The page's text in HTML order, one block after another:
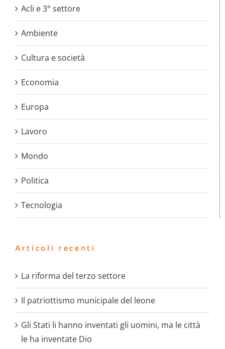
Acli e 3° settore
Ambiente
Cultura e società
Economia
Europa
Lavoro
Mondo
Politica
Tecnologia
Articoli recenti
La riforma del terzo settore
Il patriottismo municipale del leone
Gli Stati li hanno inventati gli uomini, ma le città
le ha inventate Dio